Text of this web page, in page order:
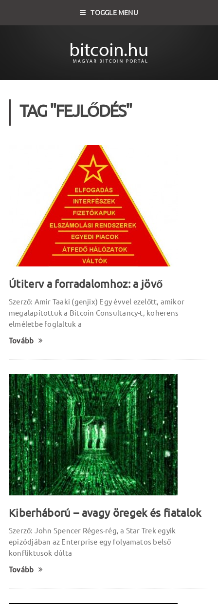
TOGGLE MENU
TAG "FEJLŐDÉS"
Útiterv a forradalomhoz: a jövő
Szerző: Amir Taaki (genjix) Egy évvel ezelőtt, amikor
megalapítottuk a Bitcoin Consultancy-t, koherens
elméletbe foglaltuk a
Tovább
Kiberháború – avagy öregek és fiatalok
Szerző: John Spencer Réges-rég, a Star Trek egyik
epizódjában az Enterprise egy folyamatos belső
konfliktusok dúlta
Tovább